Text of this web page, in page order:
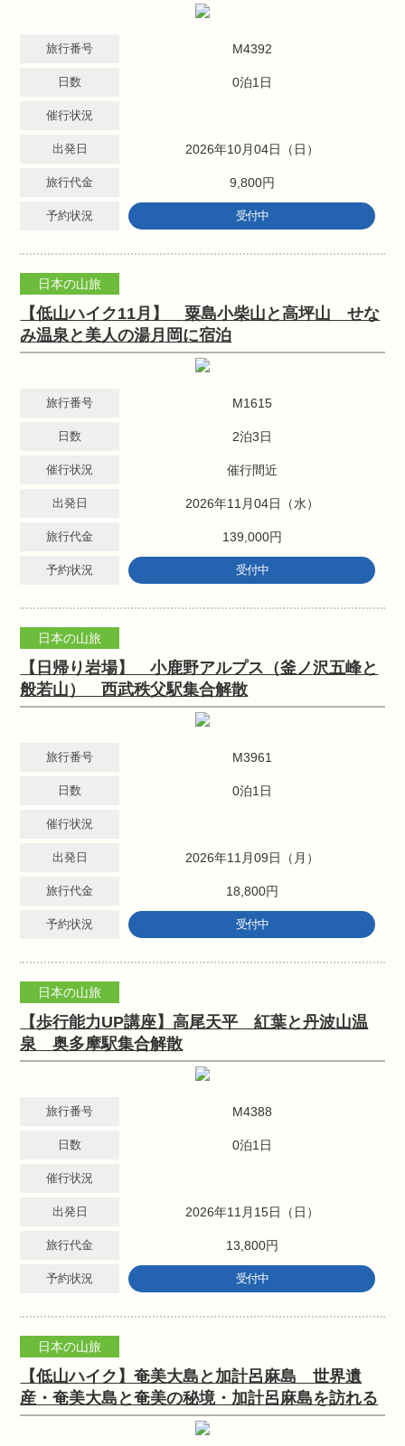
旅行番号 M4392
日数 0泊1日
催行状況
出発日 2026年10月04日（日）
旅行代金 9,800円
予約状況 受付中
日本の山旅
【低山ハイク11月】 粟島小柴山と高坪山 せな
み温泉と美人の湯月岡に宿泊
旅行番号 M1615
日数 2泊3日
催行状況 催行間近
出発日 2026年11月04日（水）
旅行代金 139,000円
予約状況 受付中
日本の山旅
【日帰り岩場】 小鹿野アルプス（釜ノ沢五峰と
般若山） 西武秩父駅集合解散
旅行番号 M3961
日数 0泊1日
催行状況
出発日 2026年11月09日（月）
旅行代金 18,800円
予約状況 受付中
日本の山旅
【歩行能力UP講座】高尾天平 紅葉と丹波山温
泉 奥多摩駅集合解散
旅行番号 M4388
日数 0泊1日
催行状況
出発日 2026年11月15日（日）
旅行代金 13,800円
予約状況 受付中
日本の山旅
【低山ハイク】奄美大島と加計呂麻島 世界遺
産・奄美大島と奄美の秘境・加計呂麻島を訪れる